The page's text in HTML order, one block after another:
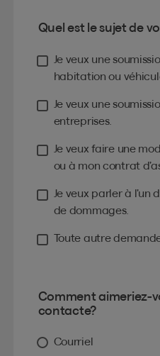
Quel est le sujet de
Je veux une
habitation ou
Je veux une
entreprises.
Je veux faire une
ou à mon contrat
Je veux parler à l’un
de dommages.
Toute autre
Comment aimeriez-
contacte?
Courriel